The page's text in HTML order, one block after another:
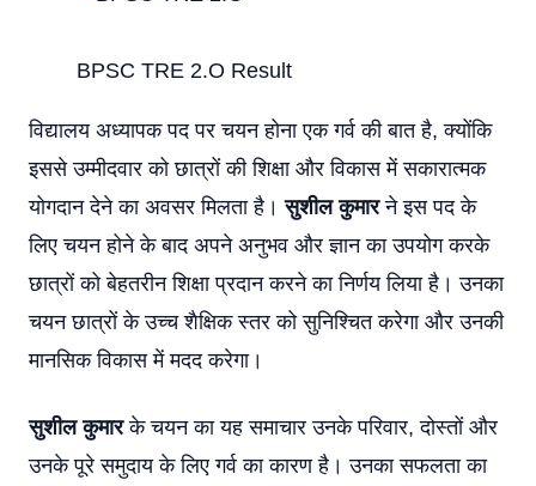
BPSC TRE 2.O Result
विद्यालय अध्यापक पद पर चयन होना एक गर्व की बात है, क्योंकि
इससे उम्मीदवार को छात्रों की शिक्षा और विकास में सकारात्मक
योगदान देने का अवसर मिलता है।सुशील कुमारने इस पद के
लिए चयन होने के बाद अपने अनुभव और ज्ञान का उपयोग करके
छात्रों को बेहतरीन शिक्षा प्रदान करने का निर्णय लिया है। उनका
चयन छात्रों के उच्च शैक्षिक स्तर को सुनिश्चित करेगा और उनकी
मानसिक विकास में मदद करेगा।
सुशील कुमारके चयन का यह समाचार उनके परिवार, दोस्तों और
उनके पूरे समुदाय के लिए गर्व का कारण है। उनका सफलता का